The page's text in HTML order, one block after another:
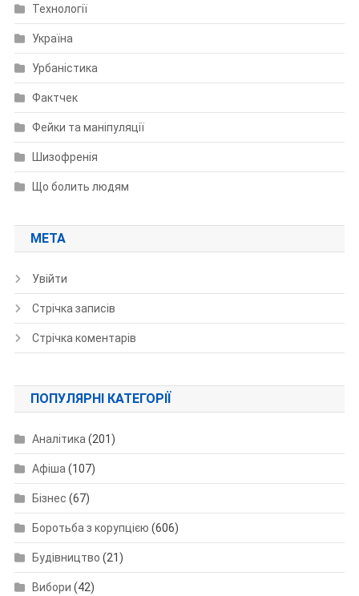
Технології
Україна
Урбаністика
Фактчек
Фейки та маніпуляції
Шизофренія
Що болить людям
МЕТА
Увійти
Стрічка записів
Стрічка коментарів
ПОПУЛЯРНІ КАТЕГОРІЇ
Аналітика (201)
Афіша (107)
Бізнес (67)
Боротьба з корупцією (606)
Будівництво (21)
Вибори (42)